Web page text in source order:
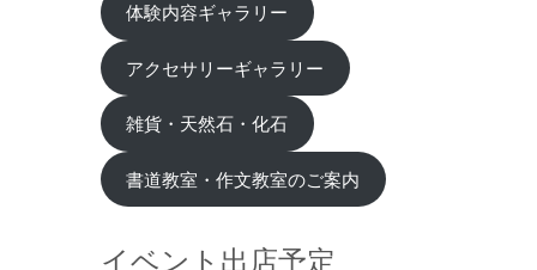
体験内容ギャラリー
アクセサリーギャラリー
雑貨・天然石・化石
書道教室・作文教室のご案内
イベント出店予定